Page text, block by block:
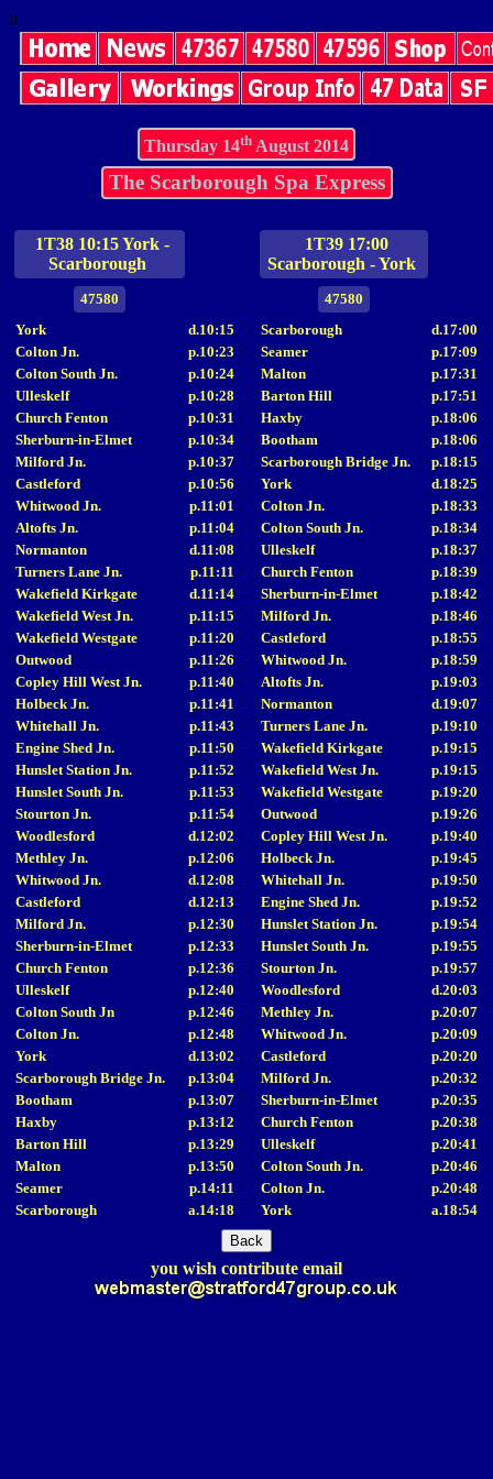
u
Thursday 14th August 2014
The Scarborough Spa Express
1T38 10:15 York -
Scarborough
47580
York
d.10:15
Colton Jn.
p.10:23
Colton South Jn.
p.10:24
Ulleskelf
p.10:28
Church Fenton
p.10:31
Sherburn-in-Elmet
p.10:34
Milford Jn.
p.10:37
Castleford
p.10:56
Whitwood Jn.
p.11:01
Altofts Jn.
p.11:04
Normanton
d.11:08
Turners Lane Jn.
p.11:11
Wakefield Kirkgate
d.11:14
Wakefield West Jn.
p.11:15
Wakefield Westgate
p.11:20
Outwood
p.11:26
Copley Hill West Jn.
p.11:40
Holbeck Jn.
p.11:41
Whitehall Jn.
p.11:43
Engine Shed Jn.
p.11:50
Hunslet Station Jn.
p.11:52
Hunslet South Jn.
p.11:53
Stourton Jn.
p.11:54
Woodlesford
d.12:02
Methley Jn.
p.12:06
Whitwood Jn.
d.12:08
Castleford
d.12:13
Milford Jn.
p.12:30
Sherburn-in-Elmet
p.12:33
Church Fenton
p.12:36
Ulleskelf
p.12:40
Colton South Jn
p.12:46
Colton Jn.
p.12:48
York
d.13:02
Scarborough Bridge Jn.
p.13:04
Bootham
p.13:07
Haxby
p.13:12
Barton Hill
p.13:29
Malton
p.13:50
Seamer
p.14:11
Scarborough
a.14:18
1T39 17:00
Scarborough - York
47580
Scarborough
d.17:00
Seamer
p.17:09
Malton
p.17:31
Barton Hill
p.17:51
Haxby
p.18:06
Bootham
p.18:06
Scarborough Bridge Jn.
p.18:15
York
d.18:25
Colton Jn.
p.18:33
Colton South Jn.
p.18:34
Ulleskelf
p.18:37
Church Fenton
p.18:39
Sherburn-in-Elmet
p.18:42
Milford Jn.
p.18:46
Castleford
p.18:55
Whitwood Jn.
p.18:59
Altofts Jn.
p.19:03
Normanton
d.19:07
Turners Lane Jn.
p.19:10
Wakefield Kirkgate
p.19:15
Wakefield West Jn.
p.19:15
Wakefield Westgate
p.19:20
Outwood
p.19:26
Copley Hill West Jn.
p.19:40
Holbeck Jn.
p.19:45
Whitehall Jn.
p.19:50
Engine Shed Jn.
p.19:52
Hunslet Station Jn.
p.19:54
Hunslet South Jn.
p.19:55
Stourton Jn.
p.19:57
Woodlesford
d.20:03
Methley Jn.
p.20:07
Whitwood Jn.
p.20:09
Castleford
p.20:20
Milford Jn.
p.20:32
Sherburn-in-Elmet
p.20:35
Church Fenton
p.20:38
Ulleskelf
p.20:41
Colton South Jn.
p.20:46
Colton Jn.
p.20:48
York
a.18:54
you wish contribute email